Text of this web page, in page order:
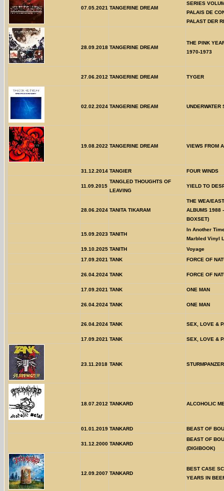
07.05.2021 TANGERINE DREAM
SERIES
PALAIS DE
PALAST DER
28.09.2018 TANGERINE DREAM
THE PINK
1970-1973
27.06.2012 TANGERINE DREAM TYGER
02.02.2024 TANGERINE DREAM UNDERWATER
19.08.2022 TANGERINE DREAM VIEWS FROM
31.12.2014 TANGIER FOUR WINDS
11.09.2015
TANGLED THOUGHTS OF
LEAVING
YIELD TO
28.06.2024 TANITA TIKARAM
THE WEA/
ALBUMS 1988
BOXSET)
15.09.2023 TANITH
In Another
Marbled Vinyl
19.10.2025 TANITH
Voyage
17.09.2021 TANK FORCE OF
26.04.2024 TANK FORCE OF
17.09.2021 TANK ONE MAN
26.04.2024 TANK ONE MAN
26.04.2024 TANK SEX, LOVE &
17.09.2021 TANK SEX, LOVE &
23.11.2018 TANK STURMPANZER
18.07.2012 TANKARD ALCOHOLIC
01.01.2019 TANKARD BEAST OF
31.12.2000 TANKARD
BEAST OF
(DIGIBOOK)
12.09.2007 TANKARD
BEST CASE
YEARS IN